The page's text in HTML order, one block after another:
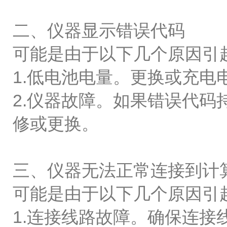
二、仪器显示错误代码
可能是由于以下几个原因引
1.低电池电量。更换或充电
2.仪器故障。如果错误代码
修或更换。
三、仪器无法正常连接到
可能是由于以下几个原因引
1.连接线路故障。确保连接